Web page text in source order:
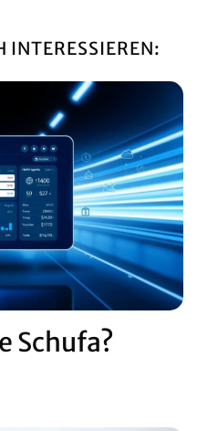
INTERESSIEREN:
Schufa?